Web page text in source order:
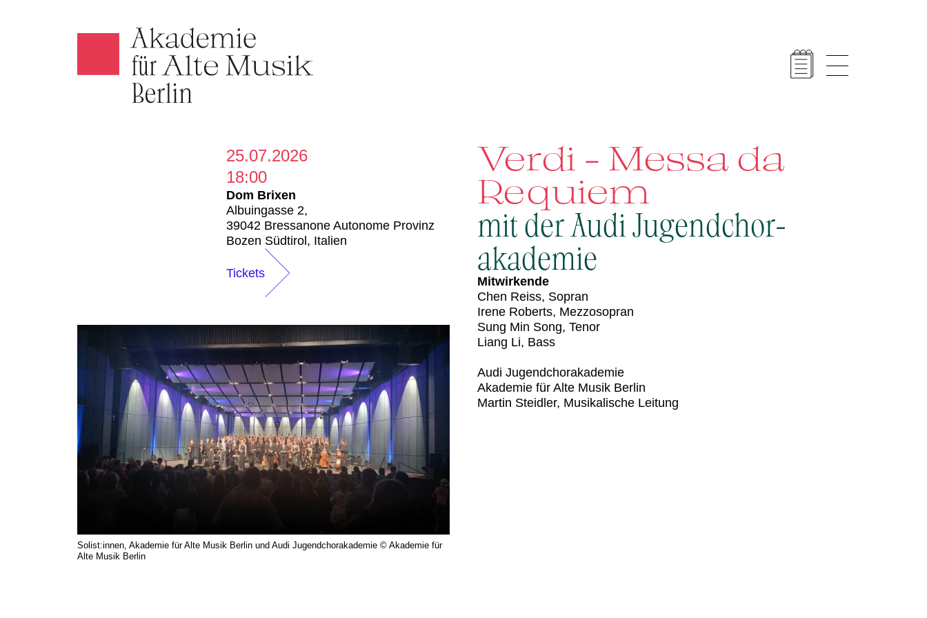
Akamus
25.07.2026
18:00
Dom Brixen
Albuingasse 2,
39042 Bressanone Autonome Provinz
Bozen Südtirol, Italien
Tickets
Solist:innen, Akademie für Alte Musik Berlin und Audi Jugendchorakademie © Akademie für
Alte Musik Berlin
Verdi – Messa da
Requiem
mit der Audi Jugendchor-
akademie
Mitwirkende
Chen Reiss, Sopran
Irene Roberts, Mezzosopran
Sung Min Song, Tenor
Liang Li, Bass
Audi Jugendchorakademie
Akademie für Alte Musik Berlin
Martin Steidler, Musikalische Leitung